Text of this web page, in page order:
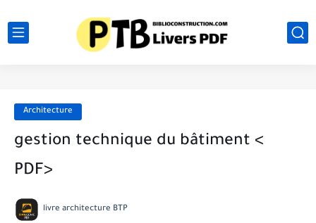
Architecture
gestion technique du bâtiment <
PDF>
livre architecture BTP